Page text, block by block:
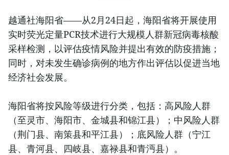
越通社海阳省——从2月24日起，海阳省将开展使用
实时荧光定量PCR技术进行大规模人群新冠病毒核酸
采样检测，以评估疫情风险并提出有效的防疫措施；
同时，对未发生确诊病例的地方作出评估以促进当地
经济社会发展。
海阳省将按风险等级进行分类，包括：高风险人群
（至灵市、海阳市、金城县和锦江县）；中风险人群
（荆门县、南策县和平江县）；底风险人群（宁江
县、青河县、四岐县、嘉禄县和青沔县）。